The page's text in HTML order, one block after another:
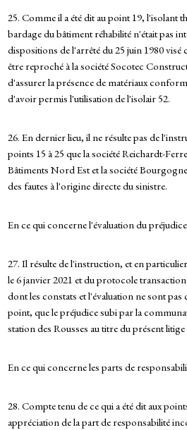
25. Comme il a été dit au point 19, l'isolant
bardage du bâtiment réhabilité n'était pas
dispositions de l'arrêté du 25 juin 1980 visé
être reproché à la société Socotec
d'assurer la présence de matériaux
d'avoir permis l'utilisation de l'isolair 52.
26. En dernier lieu, il ne résulte pas de
points 15 à 25 que la société Reichardt-
Bâtiments Nord Est et la société
des fautes à l'origine directe du sinistre.
En ce qui concerne l'évaluation du
27. Il résulte de l'instruction, et en
le 6 janvier 2021 et du protocole
dont les constats et l'évaluation ne sont pas
point, que le préjudice subi par la
station des Rousses au titre du présent litige
En ce qui concerne les parts de
28. Compte tenu de ce qui a été dit aux
appréciation de la part de responsabilité